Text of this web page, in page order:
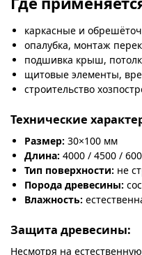
каркасные и
опалубка, монтаж
подшивка крыш,
щитовые элементы,
строительство
Технические
Размер: 30×100 мм
Длина: 4000 / 4500 /
Тип поверхности: не
Порода древесины:
Влажность:
Защита древесины:
Несмотря на